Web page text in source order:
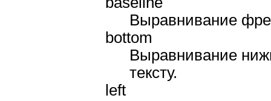
Выравнивание
bottom
Выравнивание
тексту.
left